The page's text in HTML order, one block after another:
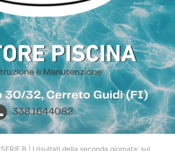
SERIE B | I risultati della seconda giornata: sul